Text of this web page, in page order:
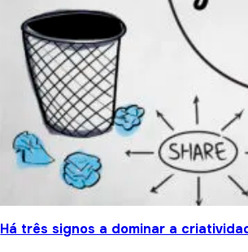
Há três signos a dominar a